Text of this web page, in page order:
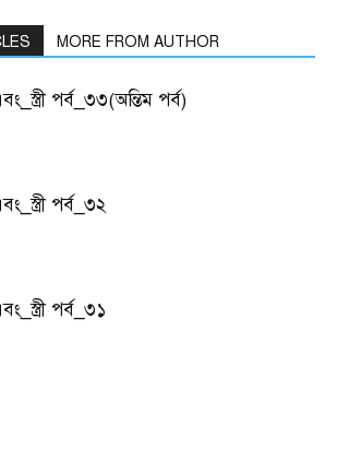
MORE FROM AUTHOR
পর্ব_৩৩(অন্তিম পর্ব)
পর্ব_৩২
পর্ব_৩১